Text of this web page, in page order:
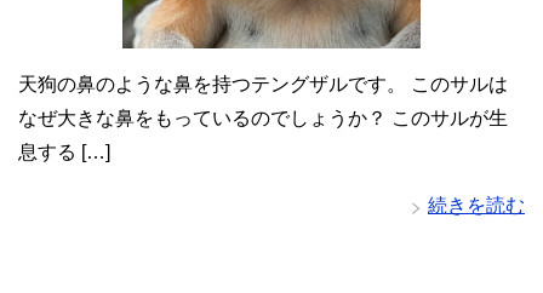
天狗の鼻のような鼻を持つテングザルです。 このサルは
なぜ大きな鼻をもっているのでしょうか？ このサルが生
息する […]
続きを読む